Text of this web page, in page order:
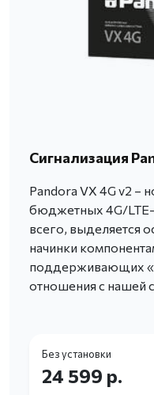
Сигнализация
Pandora VX 4G v2 –
бюджетных 4G/
всего, выделяется
начинки
поддерживающих
отношения с нашей
Без установки
24 599 р.